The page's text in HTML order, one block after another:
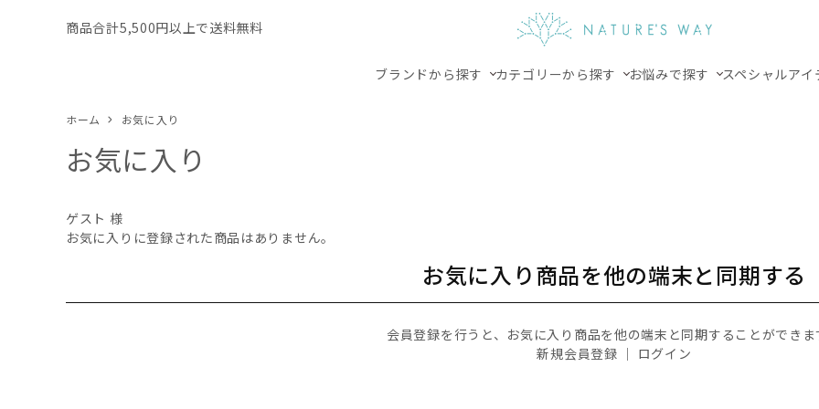
商品合計5,500円以上で送料無料
ブランドから探す カテゴリーから探す お悩みで探す スペシャルアイ
お気に入り
ゲスト 様
お気に入りに登録された商品はありません。
ホーム お気に入り
お気に入り商品を他の端末と同期する
会員登録を行うと、お気に入り商品を他の端末と同期することができま
新規会員登録 ｜ ログイン